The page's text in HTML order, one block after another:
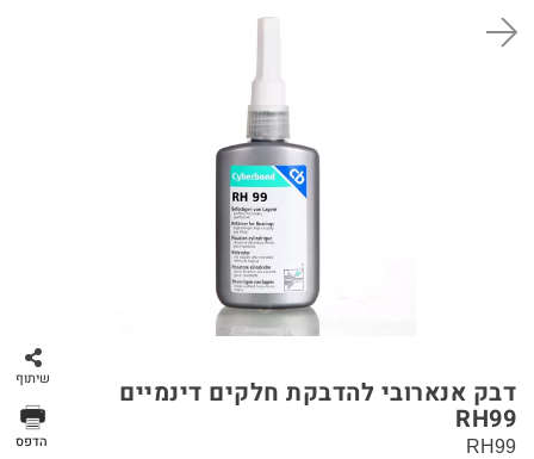
שיתוף דבק אנארובי להדבקת חלקים דינמיים
RH99
הדפס RH99